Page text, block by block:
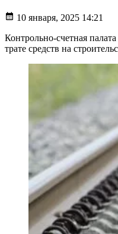
10 января, 2025 14:21
Контрольно-счетная
трате средств на